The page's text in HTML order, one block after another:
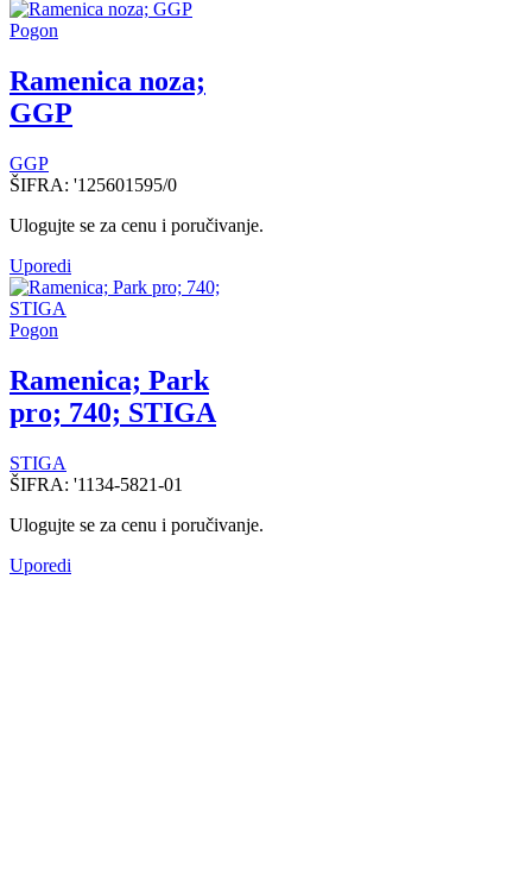
Pogon
Ramenica noza;
GGP
GGP
ŠIFRA: '125601595/0
Ulogujte se za cenu i poručivanje.
Uporedi
Pogon
Ramenica; Park
pro; 740; STIGA
STIGA
ŠIFRA: '1134-5821-01
Ulogujte se za cenu i poručivanje.
Uporedi